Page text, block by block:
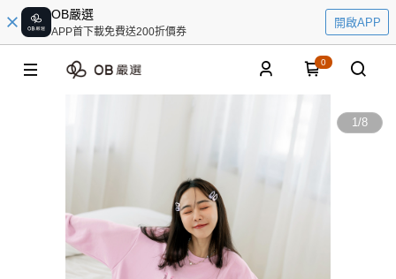
OB嚴選
APP首下載免費送200折價券
開啟APP
0
1/8